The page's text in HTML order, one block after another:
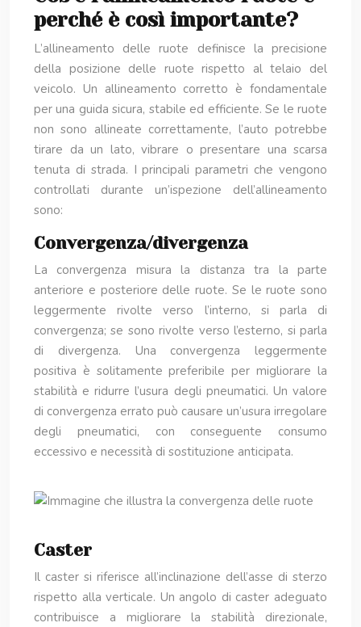
perché è così importante?
L’allineamento delle ruote definisce la precisione
della posizione delle ruote rispetto al telaio del
veicolo. Un allineamento corretto è fondamentale
per una guida sicura, stabile ed efficiente. Se le ruote
non sono allineate correttamente, l’auto potrebbe
tirare da un lato, vibrare o presentare una scarsa
tenuta di strada. I principali parametri che vengono
controllati durante un’ispezione dell’allineamento
sono:
Convergenza/divergenza
La convergenza misura la distanza tra la parte
anteriore e posteriore delle ruote. Se le ruote sono
leggermente rivolte verso l’interno, si parla di
convergenza; se sono rivolte verso l’esterno, si parla
di divergenza. Una convergenza leggermente
positiva è solitamente preferibile per migliorare la
stabilità e ridurre l’usura degli pneumatici. Un valore
di convergenza errato può causare un’usura irregolare
degli pneumatici, con conseguente consumo
eccessivo e necessità di sostituzione anticipata.
Caster
Il caster si riferisce all’inclinazione dell’asse di sterzo
rispetto alla verticale. Un angolo di caster adeguato
contribuisce a migliorare la stabilità direzionale,